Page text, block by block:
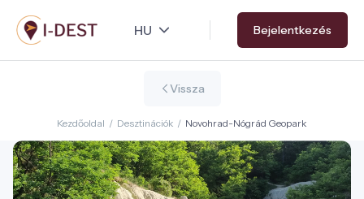
Ugrás
a
tartalomra
Bejelentkezés
Vissza
Kezdőoldal / Desztinációk / Novohrad-Nógrád Geopark